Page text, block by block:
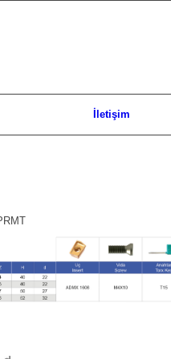
İletişim